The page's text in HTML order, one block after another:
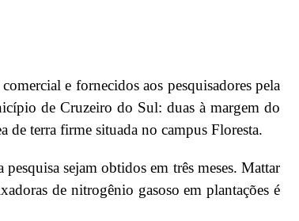
e fornecidos aos pesquisadores pela
de Cruzeiro do Sul: duas à margem do
de terra firme situada no campus Floresta.
sejam obtidos em três meses. Mattar
de nitrogênio gasoso em plantações é